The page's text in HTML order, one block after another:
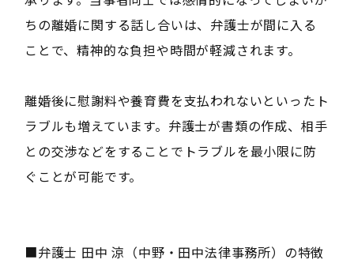
ちの離婚に関する話し合いは、弁護士が間に入る
ことで、精神的な負担や時間が軽減されます。
離婚後に慰謝料や養育費を支払われないといったト
ラブルも増えています。弁護士が書類の作成、相手
との交渉などをすることでトラブルを最小限に防
ぐことが可能です。
■弁護士 田中 涼（中野・田中法律事務所）の特徴